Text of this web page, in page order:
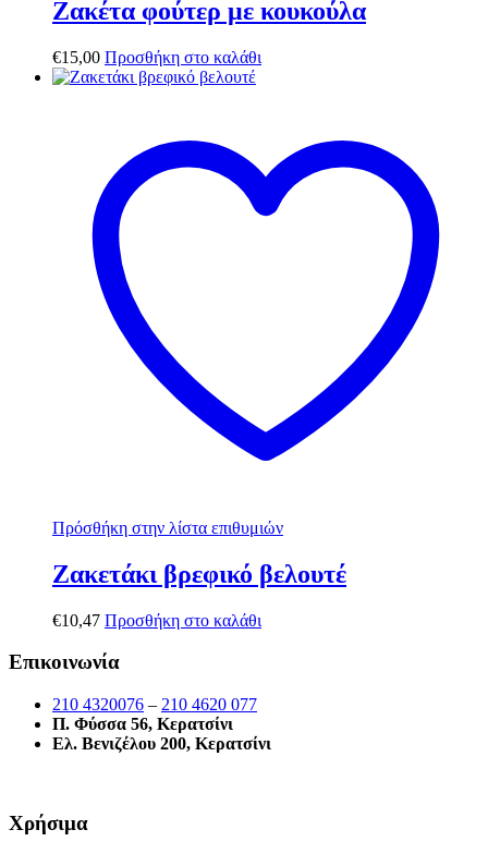
Ζακέτα φούτερ με κουκούλα
€15,00 Προσθήκη στο καλάθι
Πρόσθήκη στην λίστα επιθυμιών
Ζακετάκι βρεφικό βελουτέ
€10,47 Προσθήκη στο καλάθι
Επικοινωνία
210 4320076 – 210 4620 077
Π. Φύσσα 56, Κερατσίνι
Ελ. Βενιζέλου 200, Κερατσίνι
Χρήσιμα